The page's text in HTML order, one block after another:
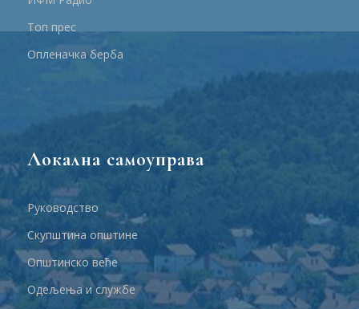
Топ прес
Опленачка берба
Локална самоуправа
Руководство
Скупштина општине
Општинско веће
Одељења и службе